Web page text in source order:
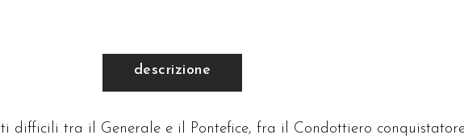
descrizione
difficili tra il Generale e il Pontefice, fra il Condottiero